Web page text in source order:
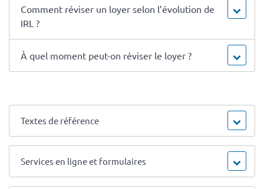
Comment réviser un loyer selon l’évolution de
IRL ?
À quel moment peut-on réviser le loyer ?
Textes de référence
Services en ligne et formulaires